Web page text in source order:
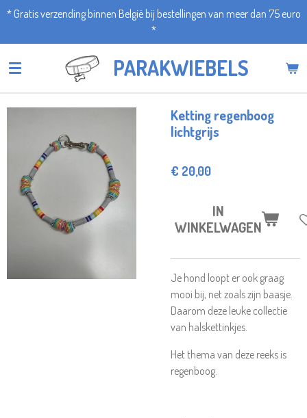
Ga
naar
de
PARAKWIEBELS
* Gratis verzending binnen België bij bestellingen van meer dan 75 euro
*
Ketting regenboog
lichtgrijs
€ 20,00
IN
WINKELWAGEN
Je hond loopt er ook graag
mooi bij, net zoals zijn baasje.
Daarom deze leuke collectie
van halskettinkjes.
Het thema van deze reeks is
regenboog.